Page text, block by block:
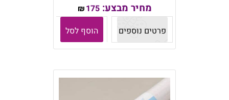
מחיר מבצע: ₪175
פרטים נוספים
הוסף לסל